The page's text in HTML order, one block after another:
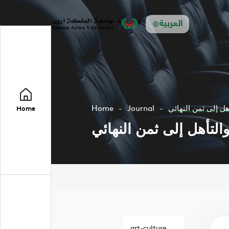
العربية
Home Home Journal إلى ثمن النهائي
إلى ثمن النهائي